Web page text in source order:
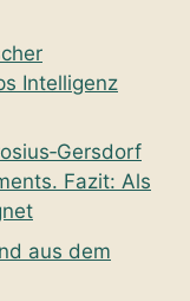
Intelligenz
Fazit: Als
aus dem